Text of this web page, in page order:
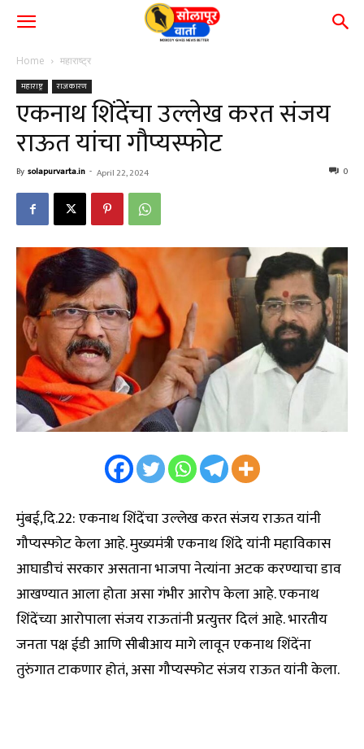
Home महाराष्ट्र
महाराष्ट्र राजकारण
एकनाथ शिंदेंचा उल्लेख करत संजय
राऊत यांचा गौप्यस्फोट
By solapurvarta.in - April 22, 2024 0
मुंबई,दि.22: एकनाथ शिंदेंचा उल्लेख करत संजय राऊत यांनी
गौप्यस्फोट केला आहे. मुख्यमंत्री एकनाथ शिंदे यांनी महाविकास
आघाडीचं सरकार असताना भाजपा नेत्यांना अटक करण्याचा डाव
आखण्यात आला होता असा गंभीर आरोप केला आहे. एकनाथ
शिंदेंच्या आरोपाला संजय राऊतांनी प्रत्युत्तर दिलं आहे. भारतीय
जनता पक्ष ईडी आणि सीबीआय मागे लावून एकनाथ शिंदेंना
तुरुंगात टाकणार होतं, असा गौप्यस्फोट संजय राऊत यांनी केला.